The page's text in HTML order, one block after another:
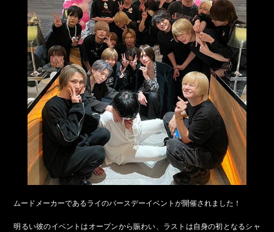
ムードメーカーであるライのバースデーイベントが開催されました！
明るい彼のイベントはオープンから賑わい、ラストは自身の初となるシャ